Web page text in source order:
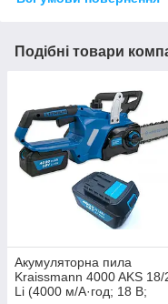
Подібні товари
Акумуляторна пила
Kraissmann 4000 AKS 18/
Li (4000 м/А·год; 18 В;